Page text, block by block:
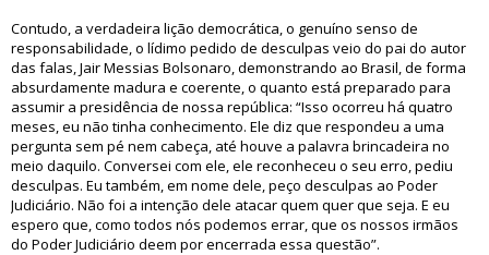
Contudo, a verdadeira lição democrática, o genuíno senso de
responsabilidade, o lídimo pedido de desculpas veio do pai do autor
das falas, Jair Messias Bolsonaro, demonstrando ao Brasil, de forma
absurdamente madura e coerente, o quanto está preparado para
assumir a presidência de nossa república: “Isso ocorreu há quatro
meses, eu não tinha conhecimento. Ele diz que respondeu a uma
pergunta sem pé nem cabeça, até houve a palavra brincadeira no
meio daquilo. Conversei com ele, ele reconheceu o seu erro, pediu
desculpas. Eu também, em nome dele, peço desculpas ao Poder
Judiciário. Não foi a intenção dele atacar quem quer que seja. E eu
espero que, como todos nós podemos errar, que os nossos irmãos
do Poder Judiciário deem por encerrada essa questão”.